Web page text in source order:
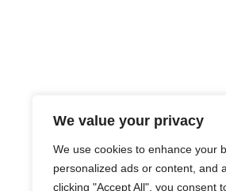
We value your privacy
We use cookies to enhance your
personalized ads or content, and
clicking "Accept All", you consent